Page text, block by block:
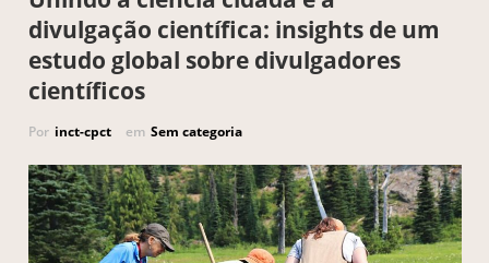
divulgação científica: insights de um
estudo global sobre divulgadores
científicos
Por inct-cpct em Sem categoria